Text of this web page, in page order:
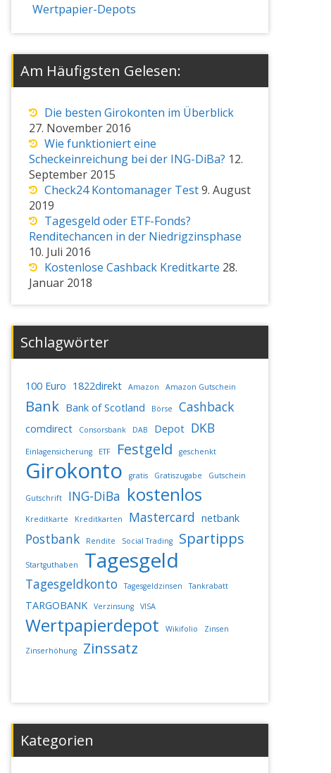
Wertpapier-Depots
Am Häufigsten Gelesen:
Die besten Girokonten im Überblick
27. November 2016
Wie funktioniert eine
Scheckeinreichung bei der ING-DiBa? 12.
September 2015
Check24 Kontomanager Test9. August
2019
Tagesgeld oder ETF-Fonds?
Renditechancen in der Niedrigzinsphase
10. Juli 2016
Kostenlose Cashback Kreditkarte 28.
Januar 2018
Schlagwörter
100 Euro 1822direkt Amazon Amazon Gutschein
Bank Bank of Scotland Börse Cashback
comdirect Consorsbank DAB Depot DKB
Einlagensicherung ETF Festgeld geschenkt
Girokonto gratis Gratiszugabe Gutschein
Gutschrift ING-DiBa kostenlos
Kreditkarte Kreditkarten Mastercard netbank
Postbank Rendite Social Trading Spartipps
Startguthaben Tagesgeld
Tagesgeldkonto Tagesgeldzinsen Tankrabatt
TARGOBANK Verzinsung VISA
Wertpapierdepot Wikifolio Zinsen
Zinserhöhung Zinssatz
Kategorien